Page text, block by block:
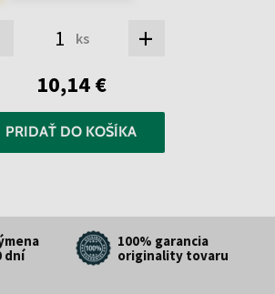
ks +
10,14 €
PRIDAŤ DO KOŠÍKA
dní
100% garancia
originality tovaru